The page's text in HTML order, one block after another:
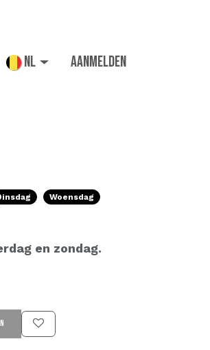
NL Aanmelden
Woensdag
en zondag.